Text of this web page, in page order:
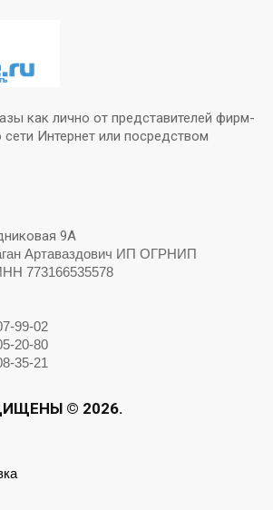
как лично от представителей фирм-
сети Интернет или посредством
9А
Артаваздович ИП ОГРНИП
773166535578
99-02
20-80
35-21
© 2026.